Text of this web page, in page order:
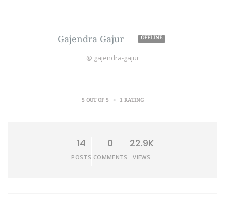
Gajendra Gajur OFFLINE
@ gajendra-gajur
5 OUT OF 5 • 1 RATING
14
POSTS
0
COMMENTS
22.9K
VIEWS